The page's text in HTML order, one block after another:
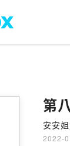
第
安安
2022-